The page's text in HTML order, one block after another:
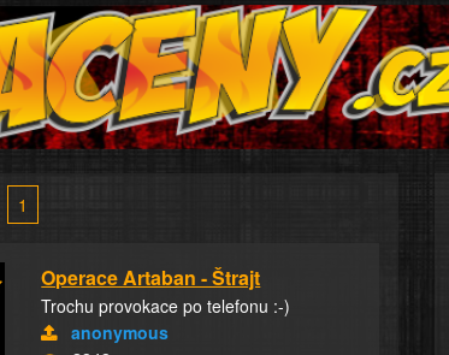
1
Operace Artaban - Štrajt
Trochu provokace po telefonu :-)
anonymous